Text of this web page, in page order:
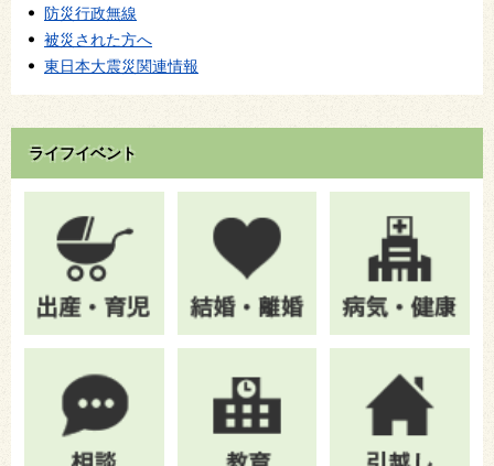
防災行政無線
被災された方へ
東日本大震災関連情報
ライフイベント